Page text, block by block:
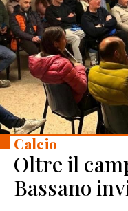
Calcio
Oltre il
Bassano